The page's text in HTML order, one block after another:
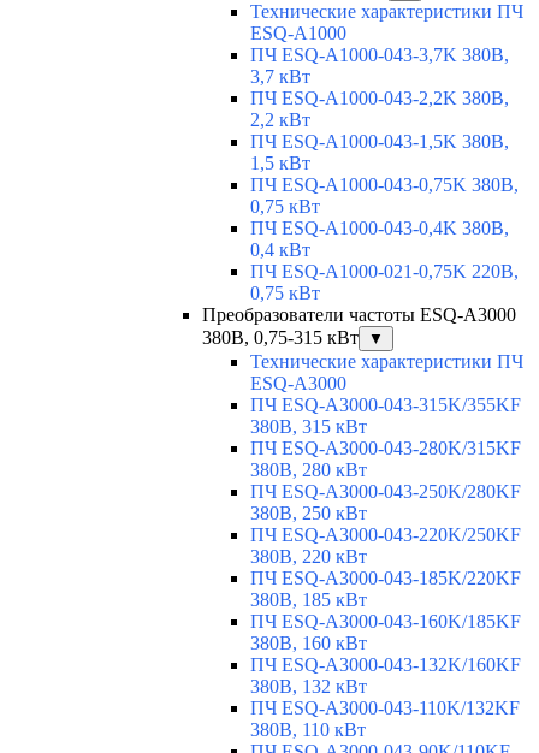
Технические характеристики ПЧ
ESQ-A1000
ПЧ ESQ-A1000-043-3,7K 380В,
3,7 кВт
ПЧ ESQ-A1000-043-2,2K 380В,
2,2 кВт
ПЧ ESQ-A1000-043-1,5K 380В,
1,5 кВт
ПЧ ESQ-A1000-043-0,75K 380В,
0,75 кВт
ПЧ ESQ-A1000-043-0,4K 380В,
0,4 кВт
ПЧ ESQ-A1000-021-0,75K 220В,
0,75 кВт
Преобразователи частоты ESQ-A3000
380В, 0,75-315 кВт
▼
Технические характеристики ПЧ
ESQ-A3000
ПЧ ESQ-A3000-043-315K/355KF
380В, 315 кВт
ПЧ ESQ-A3000-043-280K/315KF
380В, 280 кВт
ПЧ ESQ-A3000-043-250K/280KF
380В, 250 кВт
ПЧ ESQ-A3000-043-220K/250KF
380В, 220 кВт
ПЧ ESQ-A3000-043-185K/220KF
380В, 185 кВт
ПЧ ESQ-A3000-043-160K/185KF
380В, 160 кВт
ПЧ ESQ-A3000-043-132K/160KF
380В, 132 кВт
ПЧ ESQ-A3000-043-110K/132KF
380В, 110 кВт